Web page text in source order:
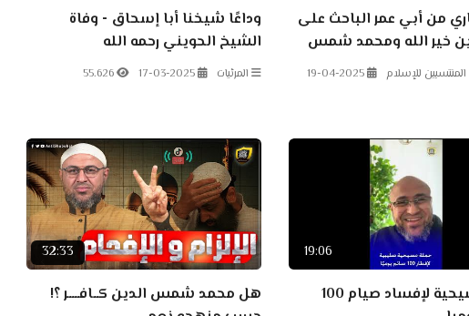
للإسلام
19-04-2025
المرئيات 17-03-2025
55.626
حملة مسيحية لإفساد صيام 100
05-03-2025
92.231
32:33
هل محمد شمس الدين كــافــــر ؟!
حسب منهجه نعم
رد شبهات المنتسبين للإسلام
16-02-2025
91.875